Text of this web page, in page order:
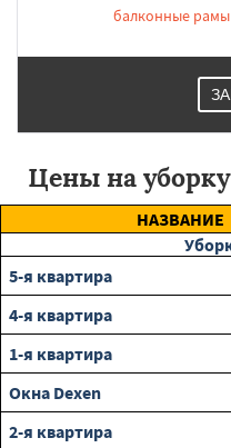
балконные рамы
Цены на
НАЗВАНИЕ
5-я квартира
4-я квартира
1-я квартира
Окна Dexen
2-я квартира